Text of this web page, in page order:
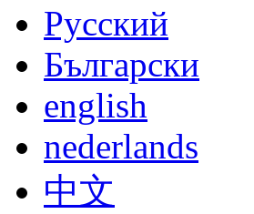
español
italiano
français
polski
Český